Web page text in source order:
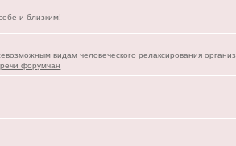
и близким!
видам человеческого релаксирования
форумчан